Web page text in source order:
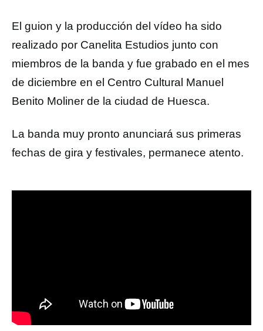
El guion y la producción del vídeo ha sido
realizado por Canelita Estudios junto con
miembros de la banda y fue grabado en el mes
de diciembre en el Centro Cultural Manuel
Benito Moliner de la ciudad de Huesca.
La banda muy pronto anunciará sus primeras
fechas de gira y festivales, permanece atento.